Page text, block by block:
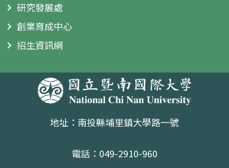
研究發展處
創業育成中心
招生資訊網
地址：南投縣埔里鎮大學路一號
電話：049-2910-960